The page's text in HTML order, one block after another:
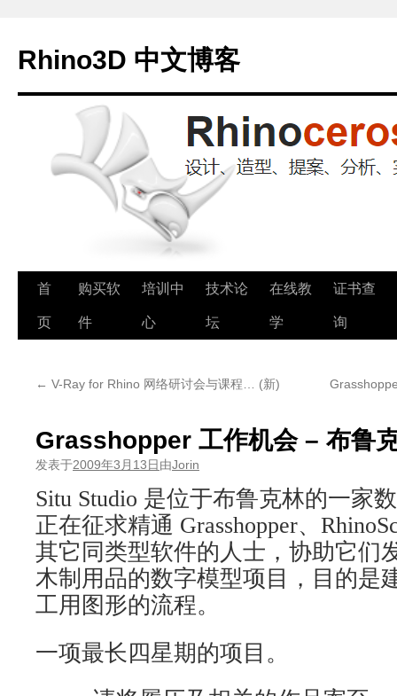
Rhino3D 中文博客
跳
至
首
页
购买软
件
培训中
心
技术论
坛
在线教
学
证书查
询
← V-Ray for Rhino 网络研讨会与课程… (新)
Grasshopper 工作机会 – 布鲁
发表于2009年3月13日由Jorin
Situ Studio 是位于布鲁克林的一家
正在征求精通 Grasshopper、
其它同类型软件的人士，协助它们
木制用品的数字模型项目，目的是
工用图形的流程。
一项最长四星期的项目。